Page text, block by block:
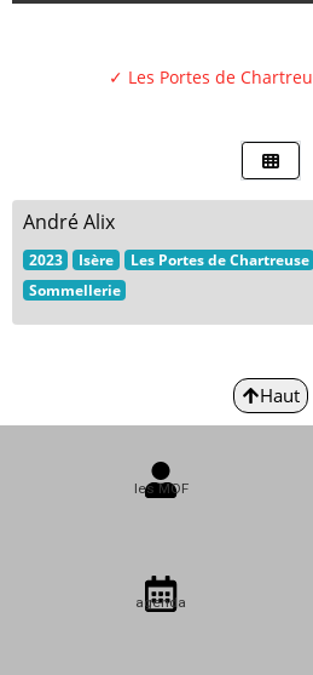
✓ Les Portes de
André Alix
2023 Isère Les Portes de Chartreuse
Sommellerie
Haut
les MOF
agenda